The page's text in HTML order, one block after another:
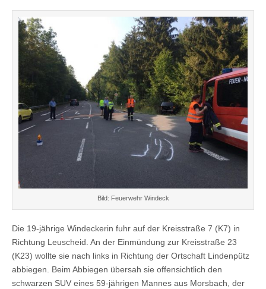
Bild: Feuerwehr Windeck
Die 19-jährige Windeckerin fuhr auf der Kreisstraße 7 (K7) in
Richtung Leuscheid. An der Einmündung zur Kreisstraße 23
(K23) wollte sie nach links in Richtung der Ortschaft Lindenpütz
abbiegen. Beim Abbiegen übersah sie offensichtlich den
schwarzen SUV eines 59-jährigen Mannes aus Morsbach, der